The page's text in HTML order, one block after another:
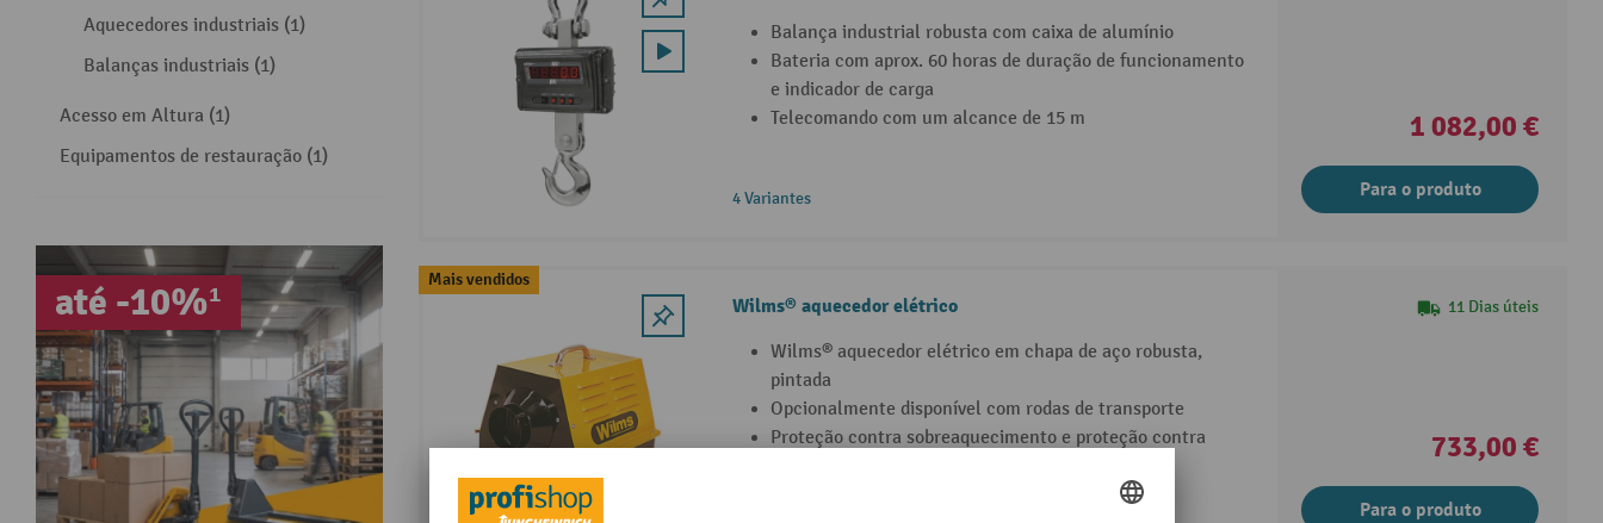
Aquecedores industriais (1)
Balanças industriais (1)
Acesso em Altura (1)
Equipamentos de restauração (1)
até -10%¹
Balança industrial robusta com caixa de alumínio
Bateria com aprox. 60 horas de duração de funcionamento
e indicador de carga
Telecomando com um alcance de 15 m
4 Variantes
1 082,00 €
Para o produto
Mais vendidos
Wilms® aquecedor elétrico
Wilms® aquecedor elétrico em chapa de aço robusta,
pintada
Opcionalmente disponível com rodas de transporte
Proteção contra sobreaquecimento e proteção contra
11 Dias úteis
733,00 €
Para o produto